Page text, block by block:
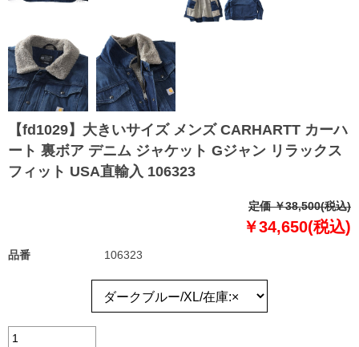
【fd1029】大きいサイズ メンズ CARHARTT カーハ
ート 裏ボア デニム ジャケット Gジャン リラックス
フィット USA直輸入 106323
定価 ￥38,500(税込)
￥34,650(税込)
品番 106323